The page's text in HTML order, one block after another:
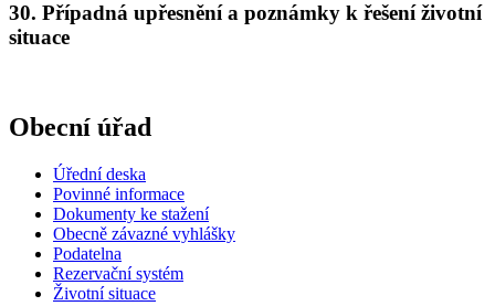
30. Případná upřesnění a poznámky k řešení životní
situace
Obecní úřad
Úřední deska
Povinné informace
Dokumenty ke stažení
Obecně závazné vyhlášky
Podatelna
Rezervační systém
Životní situace